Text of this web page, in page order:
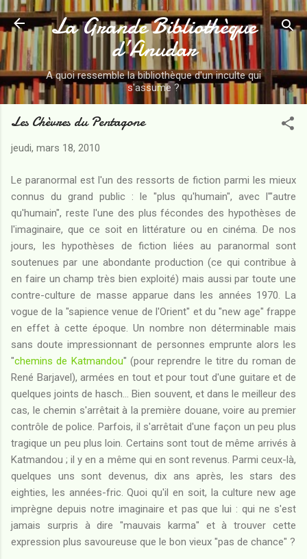
Accéder au contenu principal
La Grande Bibliothèque
d’Anudar
A quoi ressemble la bibliothèque d'un inculte qui
s'assume ?
Les Chèvres du Pentagone
jeudi, mars 18, 2010
Le paranormal est l'un des ressorts de fiction parmi les mieux
connus du grand public : le "plus qu'humain", avec l'"autre
qu'humain", reste l'une des plus fécondes des hypothèses de
l'imaginaire, que ce soit en littérature ou en cinéma. De nos
jours, les hypothèses de fiction liées au paranormal sont
soutenues par une abondante production (ce qui contribue à
en faire un champ très bien exploité) mais aussi par toute une
contre-culture de masse apparue dans les années 1970. La
vogue de la "sapience venue de l'Orient" et du "new age" frappe
en effet à cette époque. Un nombre non déterminable mais
sans doute impressionnant de personnes emprunte alors les
"chemins de Katmandou" (pour reprendre le titre du roman de
René Barjavel), armées en tout et pour tout d'une guitare et de
quelques joints de hasch... Bien souvent, et dans le meilleur des
cas, le chemin s'arrêtait à la première douane, voire au premier
contrôle de police. Parfois, il s'arrêtait d'une façon un peu plus
tragique un peu plus loin. Certains sont tout de même arrivés à
Katmandou ; il y en a même qui en sont revenus. Parmi ceux-là,
quelques uns sont devenus, dix ans après, les stars des
eighties, les années-fric. Quoi qu'il en soit, la culture new age
imprègne depuis notre imaginaire et pas que lui : qui ne s'est
jamais surpris à dire "mauvais karma" et à trouver cette
expression plus savoureuse que le bon vieux "pas de chance" ?